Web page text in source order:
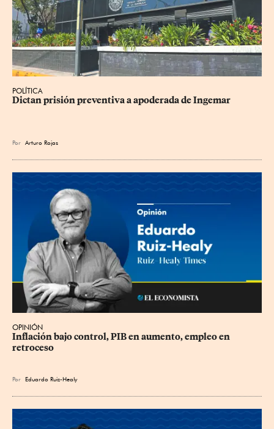
POLÍTICA
Dictan prisión preventiva a apoderada de Ingemar
Por Arturo Rojas
OPINIÓN
Inflación bajo control, PIB en aumento, empleo en
retroceso
Por Eduardo Ruiz-Healy